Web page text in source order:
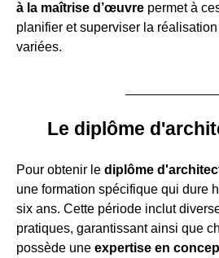
à la maîtrise d’œuvre permet à
planifier et superviser la
variées.
Le diplôme
Pour obtenir le diplôme
une formation spécifique qui dure
six ans. Cette période inclut
pratiques, garantissant ainsi que
possède une expertise en